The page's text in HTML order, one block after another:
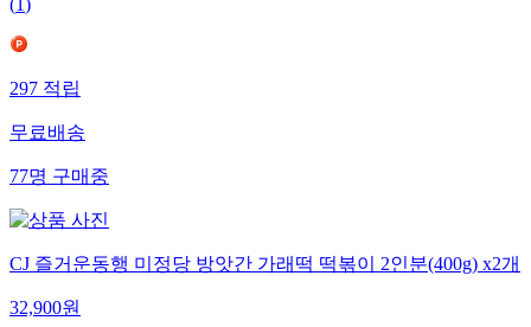
(1)
297적립
무료배송
77명구매중
CJ 즐거운동행 미정당 방앗간 가래떡 떡볶이 2인분(400g) x2개
32,900원